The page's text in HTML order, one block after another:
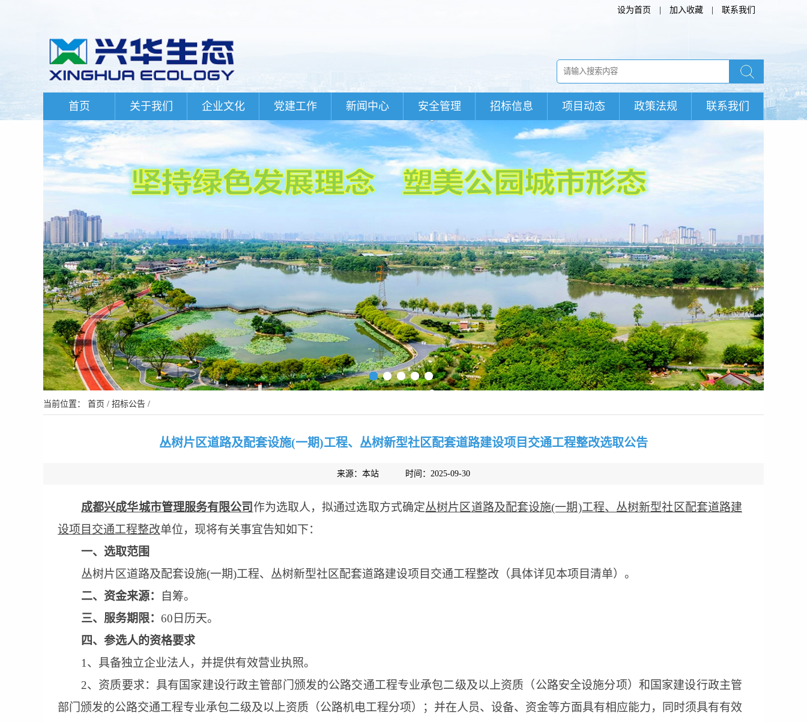
设为首页 加入收藏 联系我们
首页 关于我们 企业文化 党建工作 新闻中心 安全管理 招标信息 项目动态 政策法规 联系我们
当前位置： 首页 / 招标公告 /
丛树片区道路及配套设施(一期)工程、丛树新型社区配套道路建设项目交通工程整改选取公告
来源：本站 时间：2025-09-30
成都兴成华城市管理服务有限公司 作为选取人，拟通过选取方式确定丛树片区道路及配套设施(一期)工程、丛树新型社区配套道路建
设项目交通工程整改单位，现将有关事宜告知如下：
一、 选取范围
丛树片区道路及配套设施(一期)工程、丛树新型社区配套道路建设项目交通工程整改（具体详见本项目清单）。
二、资金来源：
自筹。
三、 服务期限： 60日历天。
四、 参选人的资格要求
1、具备独立企业法人 ， 并提供有效营业执照。
2、资质要求： 具有 国家建设行政主管部门颁发的公路交通工程专业承包二级及以上资质（公路安全设施分项） 和 国家建设行政主管
部门颁发的公路交通工程专业承包二级及以上资质（公路机电工程分项） ； 并在人员、设备、资金等方面具有相应能力，同时须具有有效